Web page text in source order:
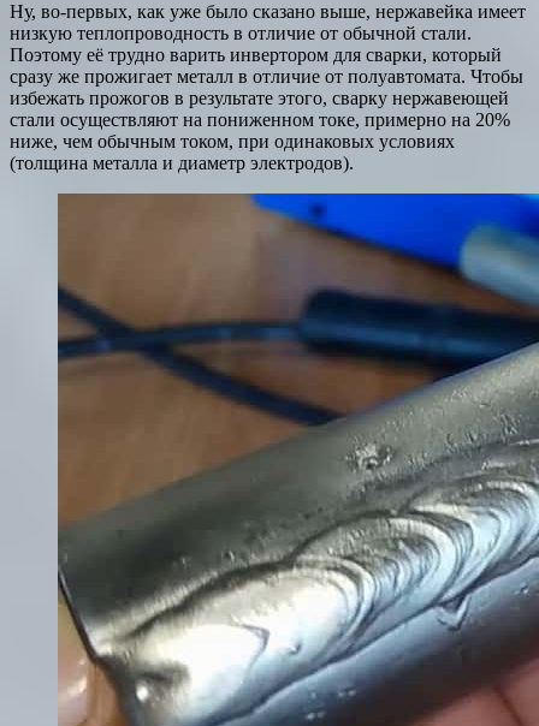
Ну, во-первых, как уже было сказано выше, нержавейка имеет
низкую теплопроводность в отличие от обычной стали.
Поэтому её трудно варить инвертором для сварки, который
сразу же прожигает металл в отличие от полуавтомата. Чтобы
избежать прожогов в результате этого, сварку нержавеющей
стали осуществляют на пониженном токе, примерно на 20%
ниже, чем обычным током, при одинаковых условиях
(толщина металла и диаметр электродов).